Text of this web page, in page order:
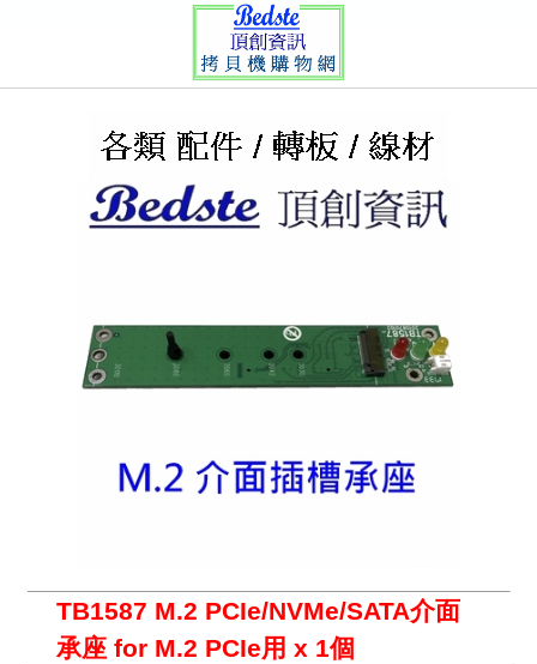
TB1587 M.2 PCIe/NVMe/SATA介面
承座 for M.2 PCIe用 x 1個